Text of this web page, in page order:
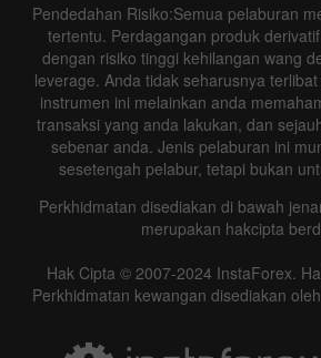
Pendedahan Risiko:Semua pelaburan
tertentu. Perdagangan produk
dengan risiko tinggi kehilangan wang
leverage. Anda tidak seharusnya
instrumen ini melainkan anda
transaksi yang anda lakukan, dan
sebenar anda. Jenis pelaburan ini
sesetengah pelabur, tetapi bukan
Perkhidmatan disediakan di bawah
merupakan hakcipta
Hak Cipta © 2007-2024 InstaForex.
Perkhidmatan kewangan disediakan